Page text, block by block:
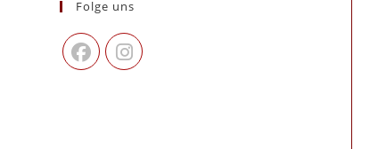
Folge uns